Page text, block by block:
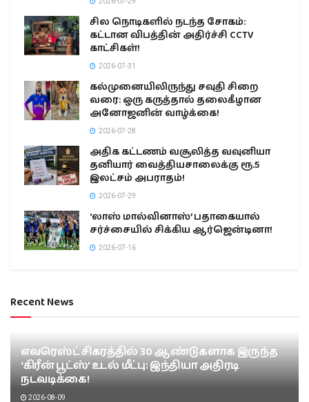
சில நொடிகளில் நடந்த சோகம்:
கட்டான விபத்தின் அதிர்ச்சி CCTV
காட்சிகள்!
2026-07-31
கல்முனையிலிருந்து சவுதி சிறை
வரை: ஒரு கருத்தால் தலைகீழான
அனோஜனின் வாழ்க்கை!
2026-07-28
அதிக கட்டணம் வசூலித்த வவுனியா
தனியார் வைத்தியசாலைக்கு ரூ.5
இலட்சம் அபராதம்!
2026-07-29
‘லாஸ் மால்வினாஸ்’ பதாகையால்
சர்ச்சையில் சிக்கிய ஆர்ஜென்டினா!
2026-07-16
Recent News
எவரெஸ்ட் சிகரத்தில் 30 ஆண்டுகளாக இருந்த
‘கிரீன் பூட்ஸ்’ உடல் மீட்பு: இந்தியா அதிரடி
நடவடிக்கை!
2026-08-09